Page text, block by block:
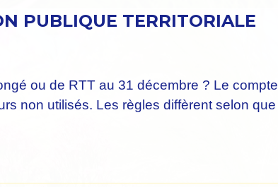
PUBLIQUE TERRITORIALE
ou de RTT au 31 décembre ? Le compte
non utilisés. Les règles diffèrent selon que